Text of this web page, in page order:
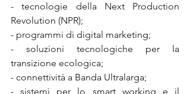
- tecnologie della Next Production
Revolution (NPR);
- programmi di digital marketing;
- soluzioni tecnologiche per la
transizione ecologica;
- connettività a Banda Ultralarga;
- sistemi per lo smart working e il